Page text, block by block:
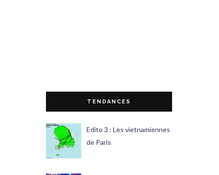
TENDANCES
Edito 3 : Les vietnamiennes
de Paris